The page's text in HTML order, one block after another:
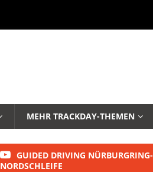
MEHR TRACKDAY-THEMEN
GUIDED DRIVING NÜRBURGRING-
NORDSCHLEIFE